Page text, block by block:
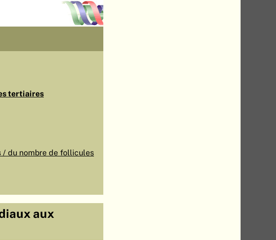
tertiaires
/ du nombre de follicules
aux